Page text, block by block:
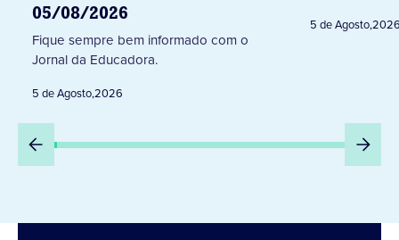
05/08/2026
Fique sempre bem informado com o
Jornal da Educadora.
5 de Agosto,2026
5 de Agosto,